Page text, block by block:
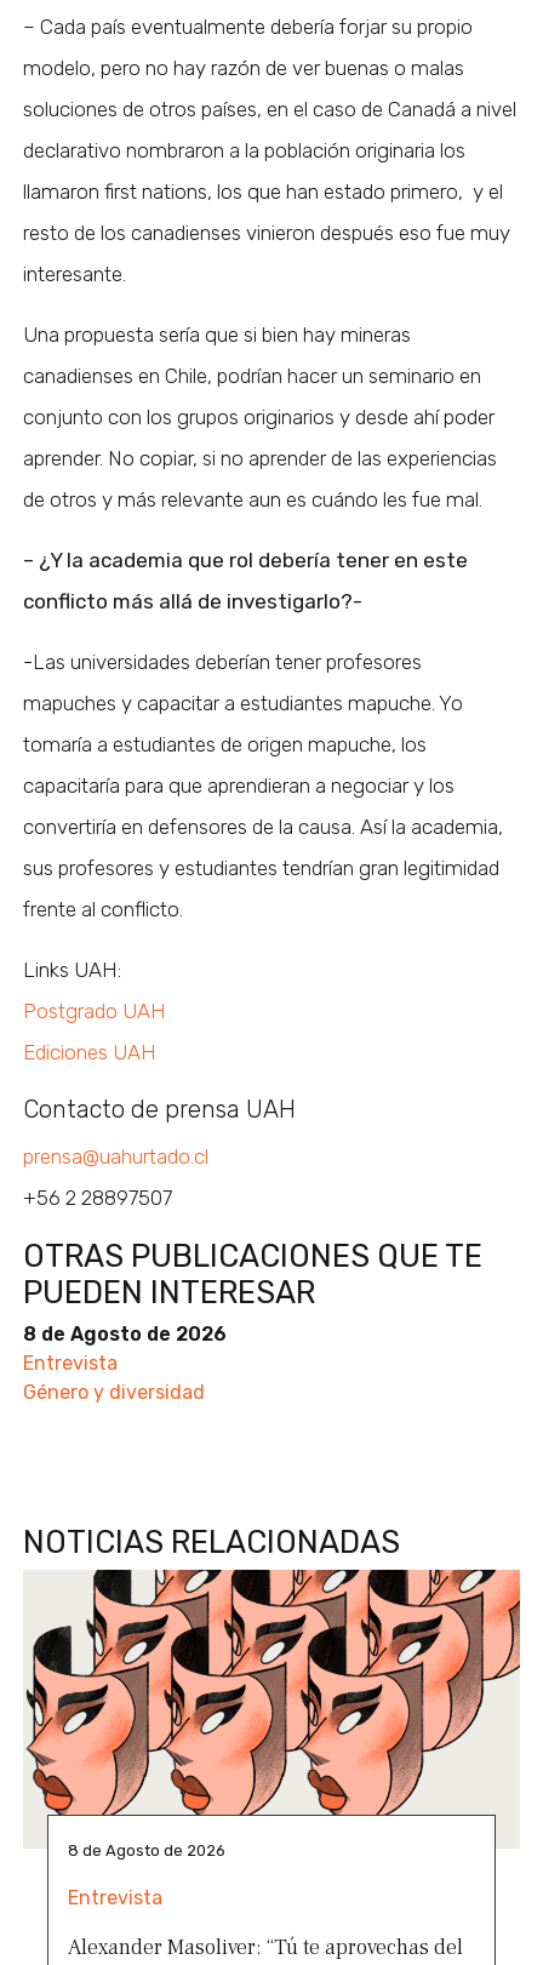
– Cada país eventualmente debería forjar su propio
modelo, pero no hay razón de ver buenas o malas
soluciones de otros países, en el caso de Canadá a nivel
declarativo nombraron a la población originaria los
llamaron first nations, los que han estado primero, y el
resto de los canadienses vinieron después eso fue muy
interesante.
Una propuesta sería que si bien hay mineras
canadienses en Chile, podrían hacer un seminario en
conjunto con los grupos originarios y desde ahí poder
aprender. No copiar, si no aprender de las experiencias
de otros y más relevante aun es cuándo les fue mal.
– ¿Y la academia que rol debería tener en este
conflicto más allá de investigarlo?-
-Las universidades deberían tener profesores
mapuches y capacitar a estudiantes mapuche. Yo
tomaría a estudiantes de origen mapuche, los
capacitaría para que aprendieran a negociar y los
convertiría en defensores de la causa. Así la academia,
sus profesores y estudiantes tendrían gran legitimidad
frente al conflicto.
Links UAH:
Postgrado UAH
Ediciones UAH
Contacto de prensa UAH
prensa@uahurtado.cl
+56 2 28897507
OTRAS PUBLICACIONES QUE TE
PUEDEN INTERESAR
8 de Agosto de 2026
Entrevista
Género y diversidad
NOTICIAS RELACIONADAS
8 de Agosto de 2026
Entrevista
Alexander Masoliver: “Tú te aprovechas del